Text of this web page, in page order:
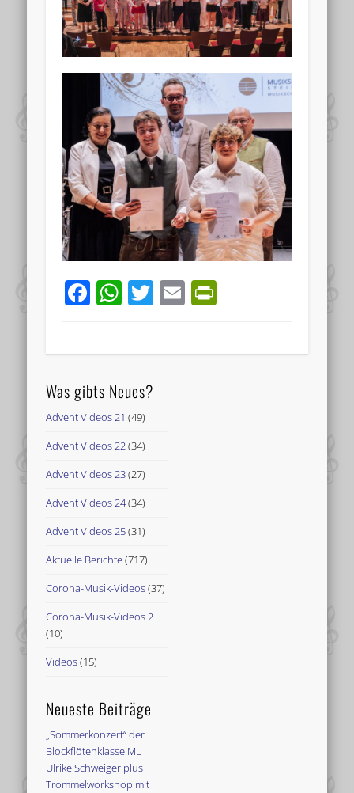
Facebook
WhatsApp
Twitter
Email
Was gibts Neues?
Advent Videos 21 (49)
Advent Videos 22(34)
Advent Videos 23(27)
Advent Videos 24(34)
Advent Videos 25(31)
Aktuelle Berichte(717)
Corona-Musik-Videos(37)
Corona-Musik-Videos 2
(10)
Videos(15)
Neueste Beiträge
„Sommerkonzert“ der
Blockflötenklasse ML
Ulrike Schweiger plus
Trommelworkshop mit